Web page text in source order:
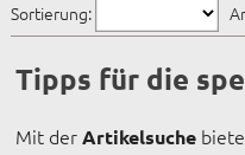
Sortierung:
Tipps für die
Mit derArtikelsuche